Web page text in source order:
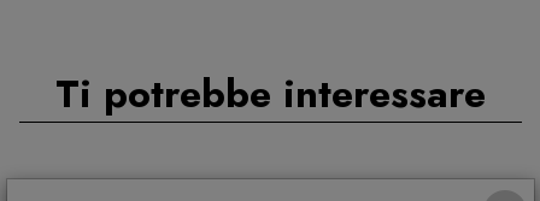
Ti potrebbe interessare